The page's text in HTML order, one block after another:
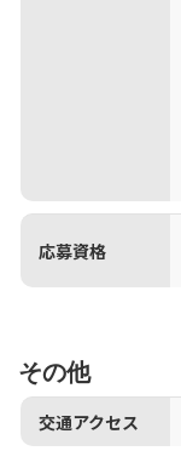
応募資格
その他
交通アクセス